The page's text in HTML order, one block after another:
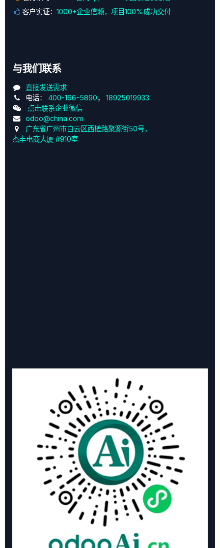
客户实证： 1000+企业信赖，项目100%成功交付
与我们联系
直接发送需求
电话： 400-166-5890， 18925019933
点击联系企业微信
odoo@china.com
广东省广州市白云区西槎路聚源街50号，
杰丰电商大厦 #910室